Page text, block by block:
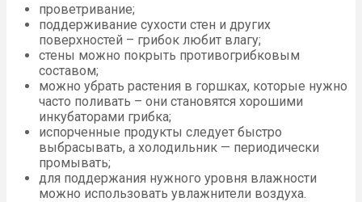
проветривание;
поддерживание сухости стен и других
поверхностей – грибок любит влагу;
стены можно покрыть противогрибковым
составом;
можно убрать растения в горшках, которые нужно
часто поливать – они становятся хорошими
инкубаторами грибка;
испорченные продукты следует быстро
выбрасывать, а холодильник — периодически
промывать;
для поддержания нужного уровня влажности
можно использовать увлажнители воздуха.